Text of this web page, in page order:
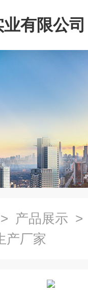
有限公司
> 产品展示
产厂家